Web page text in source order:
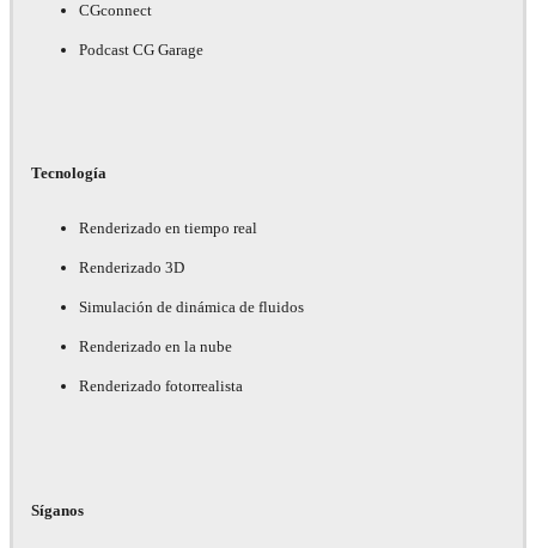
CGconnect
Podcast CG Garage
Tecnología
Renderizado en tiempo real
Renderizado 3D
Simulación de dinámica de fluidos
Renderizado en la nube
Renderizado fotorrealista
Síganos